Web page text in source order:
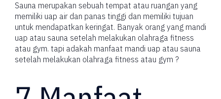
Sauna merupakan sebuah tempat atau ruangan yang
memiliki uap air dan panas tinggi dan memiliki tujuan
untuk mendapatkan keringat. Banyak orang yang mandi
uap atau sauna setelah melakukan olahraga fitness
atau gym. tapi adakah manfaat mandi uap atau sauna
setelah melakukan olahraga fitness atau gym ?